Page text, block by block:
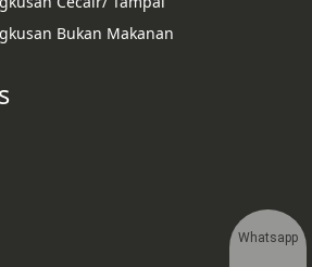
Bukan Makanan
Whatsapp